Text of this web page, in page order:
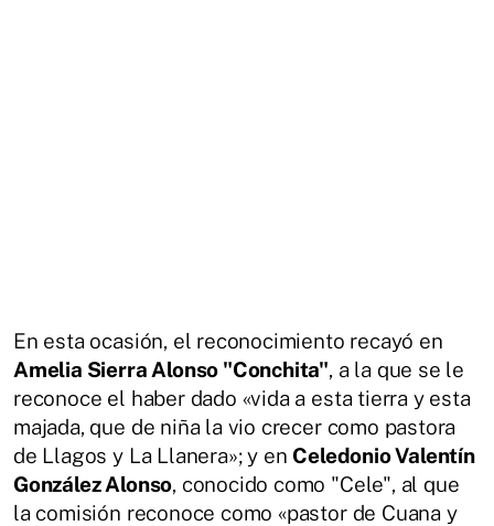
En esta ocasión, el reconocimiento recayó en
Amelia Sierra Alonso "Conchita", a la que se le
reconoce el haber dado «vida a esta tierra y esta
majada, que de niña la vio crecer como pastora
de Llagos y La Llanera»; y en Celedonio Valentín
González Alonso, conocido como "Cele", al que
la comisión reconoce como «pastor de Cuana y